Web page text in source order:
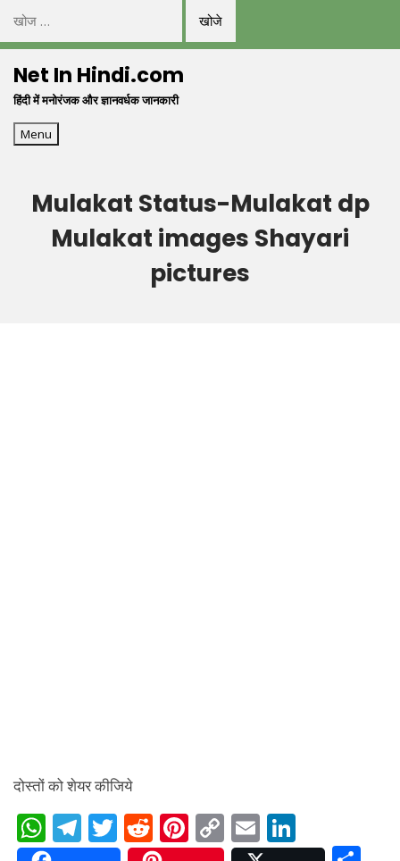
निम्न
को
खोजें:Net In Hindi.com
हिंदी में मनोरंजक और ज्ञानवर्धक जानकारी
Menu
Mulakat Status-Mulakat dp
Mulakat images Shayari
pictures
दोस्तों को शेयर कीजिये
W T T R Pi C E